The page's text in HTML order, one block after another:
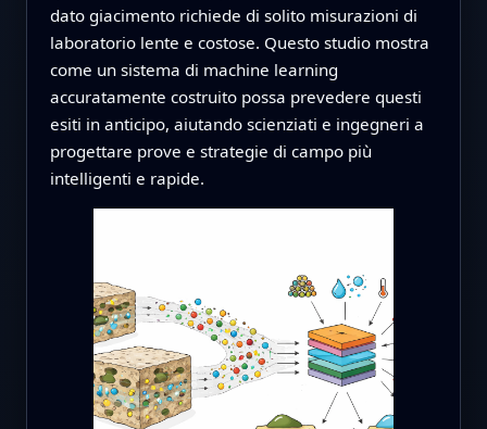
dato giacimento richiede di solito misurazioni di
laboratorio lente e costose. Questo studio mostra
come un sistema di machine learning
accuratamente costruito possa prevedere questi
esiti in anticipo, aiutando scienziati e ingegneri a
progettare prove e strategie di campo più
intelligenti e rapide.